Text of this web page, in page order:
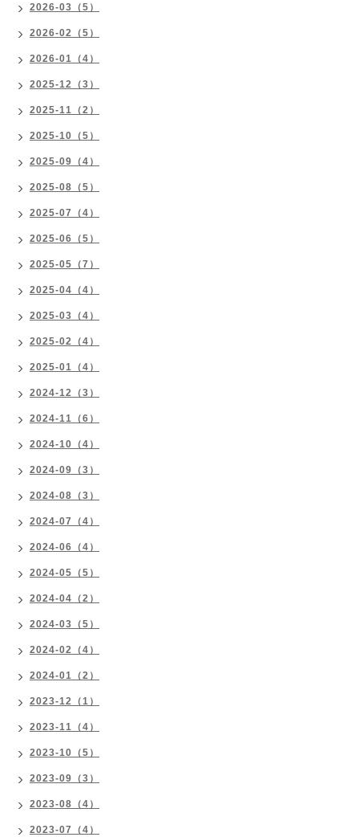
2026-03（5）
2026-02（5）
2026-01（4）
2025-12（3）
2025-11（2）
2025-10（5）
2025-09（4）
2025-08（5）
2025-07（4）
2025-06（5）
2025-05（7）
2025-04（4）
2025-03（4）
2025-02（4）
2025-01（4）
2024-12（3）
2024-11（6）
2024-10（4）
2024-09（3）
2024-08（3）
2024-07（4）
2024-06（4）
2024-05（5）
2024-04（2）
2024-03（5）
2024-02（4）
2024-01（2）
2023-12（1）
2023-11（4）
2023-10（5）
2023-09（3）
2023-08（4）
2023-07（4）